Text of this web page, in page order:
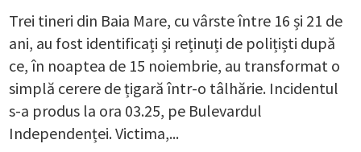
Trei tineri din Baia Mare, cu vârste între 16 și 21 de
ani, au fost identificați și reținuți de polițiști după
ce, în noaptea de 15 noiembrie, au transformat o
simplă cerere de țigară într-o tâlhărie. Incidentul
s-a produs la ora 03.25, pe Bulevardul
Independenței. Victima,